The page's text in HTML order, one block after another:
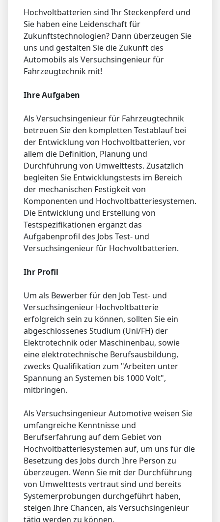
Hochvoltbatterien sind Ihr Steckenpferd und
Sie haben eine Leidenschaft für
Zukunftstechnologien? Dann überzeugen Sie
uns und gestalten Sie die Zukunft des
Automobils als Versuchsingenieur für
Fahrzeugtechnik mit!
Ihre Aufgaben
Als Versuchsingenieur für Fahrzeugtechnik
betreuen Sie den kompletten Testablauf bei
der Entwicklung von Hochvoltbatterien, vor
allem die Definition, Planung und
Durchführung von Umwelttests. Zusätzlich
begleiten Sie Entwicklungstests im Bereich
der mechanischen Festigkeit von
Komponenten und Hochvoltbatteriesystemen.
Die Entwicklung und Erstellung von
Testspezifikationen ergänzt das
Aufgabenprofil des Jobs Test- und
Versuchsingenieur für Hochvoltbatterien.
Ihr Profil
Um als Bewerber für den Job Test- und
Versuchsingenieur Hochvoltbatterie
erfolgreich sein zu können, sollten Sie ein
abgeschlossenes Studium (Uni/FH) der
Elektrotechnik oder Maschinenbau, sowie
eine elektrotechnische Berufsausbildung,
zwecks Qualifikation zum "Arbeiten unter
Spannung an Systemen bis 1000 Volt",
mitbringen.
Als Versuchsingenieur Automotive weisen Sie
umfangreiche Kenntnisse und
Berufserfahrung auf dem Gebiet von
Hochvoltbatteriesystemen auf, um uns für die
Besetzung des Jobs durch Ihre Person zu
überzeugen. Wenn Sie mit der Durchführung
von Umwelttests vertraut sind und bereits
Systemerprobungen durchgeführt haben,
steigen Ihre Chancen, als Versuchsingenieur
tätig werden zu können.